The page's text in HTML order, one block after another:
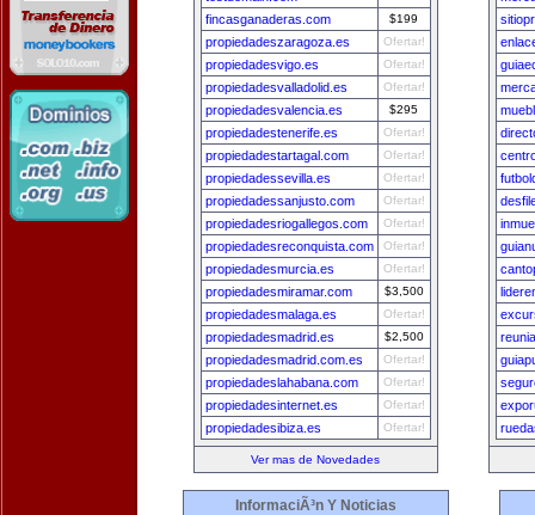
fincasganaderas.com $199
propiedadeszaragoza.es Ofertar!
propiedadesvigo.es Ofertar!
propiedadesvalladolid.es Ofertar!
propiedadesvalencia.es $295
propiedadestenerife.es Ofertar!
propiedadestartagal.com Ofertar!
propiedadessevilla.es Ofertar!
propiedadessanjusto.com Ofertar!
propiedadesriogallegos.com Ofertar!
propiedadesreconquista.com Ofertar!
propiedadesmurcia.es Ofertar!
propiedadesmiramar.com $3,500
propiedadesmalaga.es Ofertar!
propiedadesmadrid.es $2,500
propiedadesmadrid.com.es Ofertar!
propiedadeslahabana.com Ofertar!
propiedadesinternet.es Ofertar!
propiedadesibiza.es Ofertar!
Ver mas de Novedades
InformaciÃ³n Y Noticias